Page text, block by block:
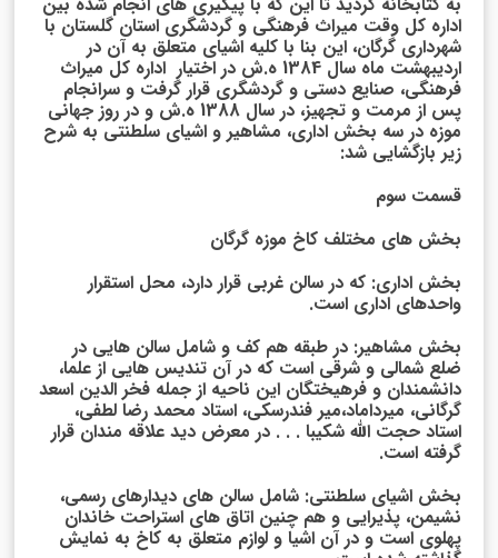
اداره کل وقت میراث فرهنگی و گردشگری استان گلستان با
شهرداری گرگان، این بنا با کلیه اشیای متعلق به آن در
اردیبهشت ماه سال 1384 ه.ش در اختیار اداره کل میراث
فرهنگی، صنایع دستی و گردشگری قرار گرفت و سرانجام
پس از مرمت و تجهیز، در سال 1388 ه.ش و در روز جهانی
موزه در سه بخش اداری، مشاهیر و اشیای سلطنتی به شرح
زیر بازگشایی شد:
قسمت سوم
بخش های مختلف کاخ موزه گرگان
بخش اداری: که در سالن غربی قرار دارد، محل استقرار
واحدهای اداری است.
بخش مشاهیر: در طبقه هم کف و شامل سالن هایی در
ضلع شمالی و شرقی است که در آن تندیس هایی از علما،
دانشمندان و فرهیختگان این ناحیه از جمله فخر الدین اسعد
گرگانی، میرداماد،میر فندرسکی، استاد محمد رضا لطفی،
استاد حجت الله شکیبا . . . در معرض دید علاقه مندان قرار
گرفته است.
بخش اشیای سلطنتی: شامل سالن های دیدارهای رسمی،
نشیمن، پذیرایی و هم چنین اتاق های استراحت خاندان
پهلوی است و در آن اشیا و لوازم متعلق به کاخ به نمایش